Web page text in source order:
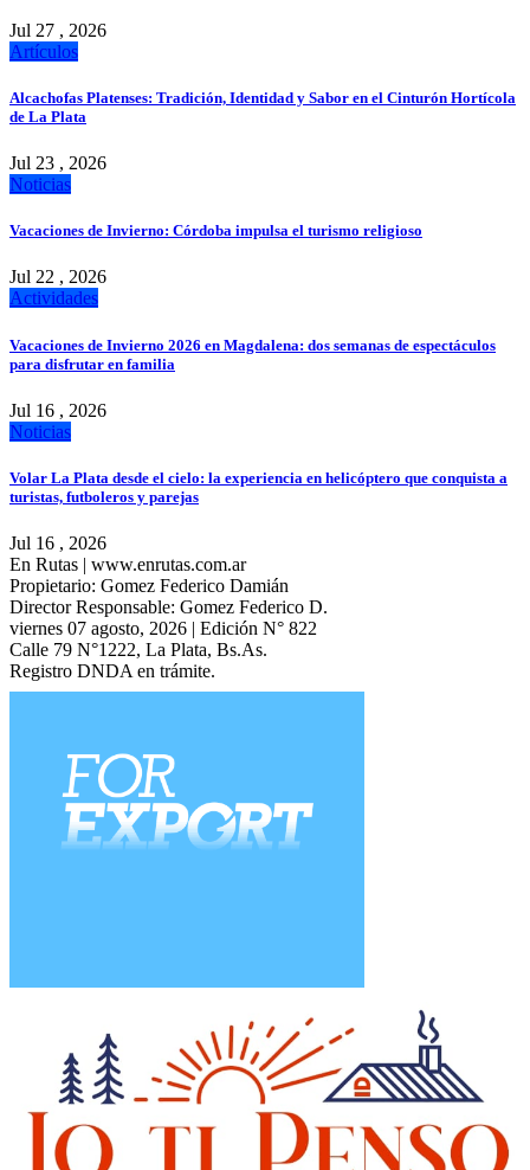
Jul 27 , 2026
Artículos
Alcachofas Platenses: Tradición, Identidad y Sabor en el Cinturón Hortícola
de La Plata
Jul 23 , 2026
Noticias
Vacaciones de Invierno: Córdoba impulsa el turismo religioso
Jul 22 , 2026
Actividades
Vacaciones de Invierno 2026 en Magdalena: dos semanas de espectáculos
para disfrutar en familia
Jul 16 , 2026
Noticias
Volar La Plata desde el cielo: la experiencia en helicóptero que conquista a
turistas, futboleros y parejas
Jul 16 , 2026
En Rutas | www.enrutas.com.ar
Propietario: Gomez Federico Damián
Director Responsable: Gomez Federico D.
viernes 07 agosto, 2026 | Edición N° 822
Calle 79 N°1222, La Plata, Bs.As.
Registro DNDA en trámite.